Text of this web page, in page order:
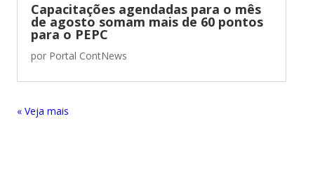
Capacitações agendadas para o mês
de agosto somam mais de 60 pontos
para o PEPC
por Portal ContNews
« Entradas Antigas